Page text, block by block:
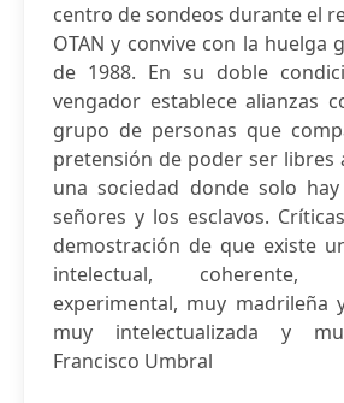
centro de sondeos durante el
OTAN y convive con la huelga
de 1988. En su doble
vengador establece alianzas
grupo de personas que
pretensión de poder ser libres
una sociedad donde solo
señores y los esclavos.
demostración de que existe
intelectual,
experimental, muy madrileña
muy intelectualizada y
Francisco Umbral